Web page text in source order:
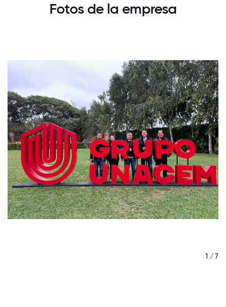
Fotos de la empresa
1 / 7